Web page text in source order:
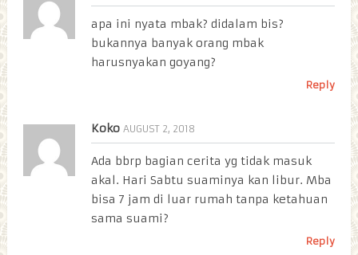
apa ini nyata mbak? didalam bis?
bukannya banyak orang mbak
harusnyakan goyang?
Reply
Koko AUGUST 2, 2018
Ada bbrp bagian cerita yg tidak masuk
akal. Hari Sabtu suaminya kan libur. Mba
bisa 7 jam di luar rumah tanpa ketahuan
sama suami?
Reply